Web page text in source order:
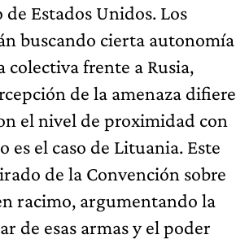
Estados Unidos. Los
buscando cierta autonomía
colectiva frente a Rusia,
de la amenaza difiere
el nivel de proximidad con
es el caso de Lituania. Este
de la Convención sobre
racimo, argumentando la
de esas armas y el poder